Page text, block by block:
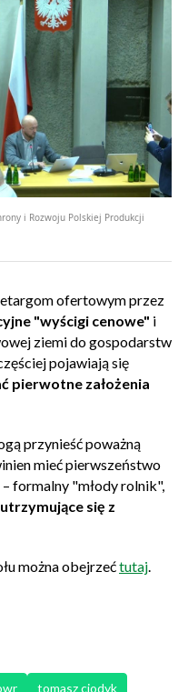
i Rozwoju Polskiej Produkcji
ofertowym przez
"wyścigi cenowe" i
ziemi do gospodarstw
pojawiają się
pierwotne założenia
przynieść poważną
mieć pierwszeństwo
formalny "młody rolnik",
się z
można obejrzećtutaj.
tomasz ciodyk